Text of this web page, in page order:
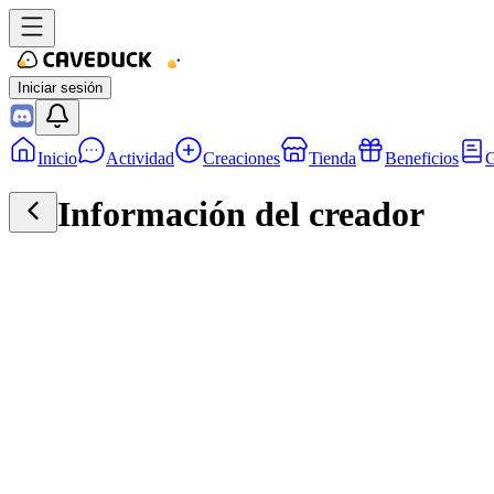
Iniciar sesión
Inicio Actividad Creaciones Tienda Beneficios
Información del creador